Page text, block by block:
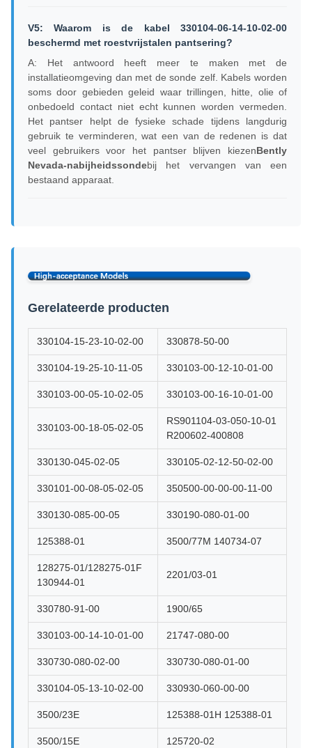
V5: Waarom is de kabel 330104-06-14-10-02-00
beschermd met roestvrijstalen pantsering?
A: Het antwoord heeft meer te maken met de
installatieomgeving dan met de sonde zelf. Kabels worden
soms door gebieden geleid waar trillingen, hitte, olie of
onbedoeld contact niet echt kunnen worden vermeden.
Het pantser helpt de fysieke schade tijdens langdurig
gebruik te verminderen, wat een van de redenen is dat
veel gebruikers voor het pantser blijven kiezenBently
Nevada-nabijheidssondebij het vervangen van een
bestaand apparaat.
Gerelateerde producten
330104-15-23-10-02-00 330878-50-00
330104-19-25-10-11-05 330103-00-12-10-01-00
330103-00-05-10-02-05 330103-00-16-10-01-00
330103-00-18-05-02-05
RS901104-03-050-10-01
R200602-400808
330130-045-02-05 330105-02-12-50-02-00
330101-00-08-05-02-05 350500-00-00-00-11-00
330130-085-00-05 330190-080-01-00
125388-01 3500/77M 140734-07
128275-01/128275-01F
130944-01
2201/03-01
330780-91-00 1900/65
330103-00-14-10-01-00 21747-080-00
330730-080-02-00 330730-080-01-00
330104-05-13-10-02-00 330930-060-00-00
3500/23E 125388-01H 125388-01
3500/15E 125720-02